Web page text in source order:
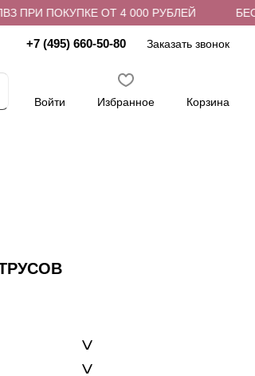
ПРИ ПОКУПКЕ ОТ 4 000 РУБЛЕЙ
+7 (495) 660-50-80 Заказать звонок
Войти Избранное Корзина